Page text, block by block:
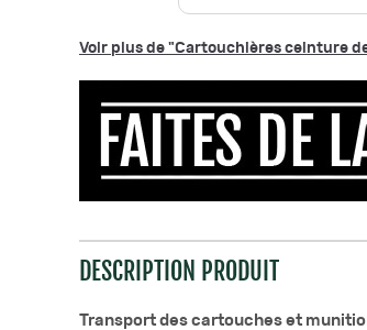
Voir plus de "Cartouchières ceinture
DESCRIPTION PRODUIT
Transport des cartouches et